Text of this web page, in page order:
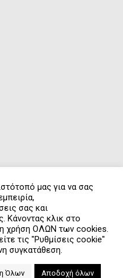
NORTECH.
μας για να σας
σας και
Κάνοντας κλικ στο
χρήση ΟΛΩΝ των cookies.
τις "Ρυθμίσεις cookie"
συγκατάθεση.
Όλων Αποδοχή όλων